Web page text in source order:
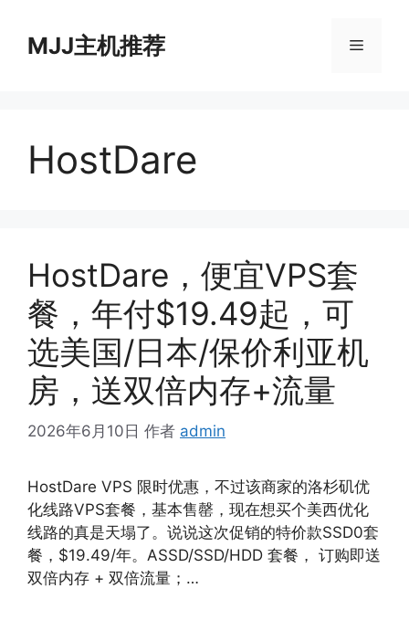
MJJ主机推荐 菜
HostDare
HostDare，便宜VPS套
餐，年付$19.49起，可
选美国/日本/保价利亚机
房，送双倍内存+流量
2026年6月10日 作者 admin
HostDare VPS 限时优惠，不过该商家的洛杉矶优
化线路VPS套餐，基本售罄，现在想买个美西优化
线路的真是天塌了。说说这次促销的特价款SSD0套
餐，$19.49/年。ASSD/SSD/HDD 套餐， 订购即送
双倍内存 + 双倍流量；…